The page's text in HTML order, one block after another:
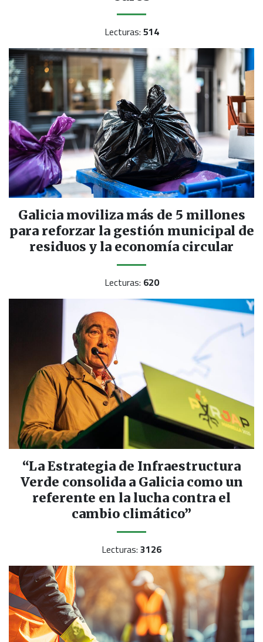
Lecturas: 514
Galicia moviliza más de 5 millones
para reforzar la gestión municipal de
residuos y la economía circular
Lecturas: 620
“La Estrategia de Infraestructura
Verde consolida a Galicia como un
referente en la lucha contra el
cambio climático”
Lecturas: 3126